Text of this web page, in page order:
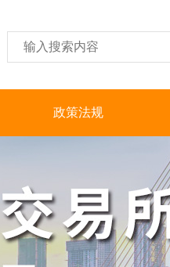
政策法规